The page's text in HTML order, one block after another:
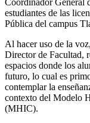
Coordinador General
estudiantes de las
Pública del campus
Al hacer uso de la
Director de Facultad,
espacios donde los
futuro, lo cual es
contemplar la
contexto del Modelo
(MHIC).